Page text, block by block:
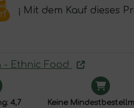
¡ Mit dem Kauf dieses
- Ethnic Food
4,7 Keine